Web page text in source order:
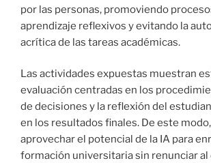
por las personas, promoviendo
aprendizaje reflexivos y evitando la
acrítica de las tareas académicas.
Las actividades expuestas muestran
evaluación centradas en los
de decisiones y la reflexión del
en los resultados finales. De este
aprovechar el potencial de la IA para
formación universitaria sin renunciar al